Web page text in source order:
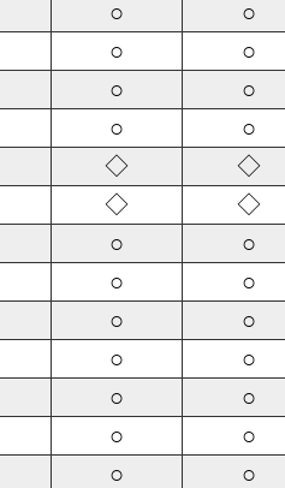
○ ○
○ ○
○ ○
○ ○
◇ ◇
◇ ◇
○ ○
○ ○
○ ○
○ ○
○ ○
○ ○
○ ○